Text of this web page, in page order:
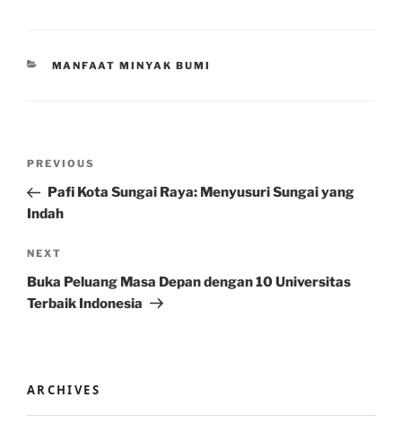
CATEGORIES
MANFAAT MINYAK BUMI
Previous
Post
PREVIOUS
Pafi Kota Sungai Raya: Menyusuri Sungai yang
Indah
Next
Post
NEXT
Buka Peluang Masa Depan dengan 10 Universitas
Terbaik Indonesia
ARCHIVES